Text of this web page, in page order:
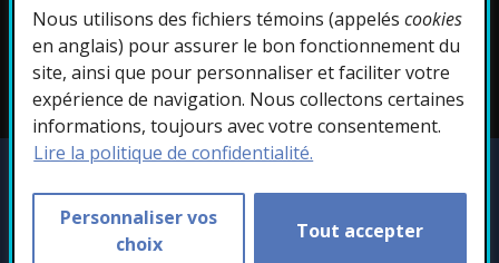
Nous utilisons des fichiers témoins (appeléscookies
en anglais) pour assurer le bon fonctionnement du
site, ainsi que pour personnaliser et faciliter votre
expérience de navigation. Nous collectons certaines
informations, toujours avec votre consentement.
Lire la politique de confidentialité.
Personnaliser vos
choix
Tout accepter
Accessibilité
réservés.
Personnaliser les témoins